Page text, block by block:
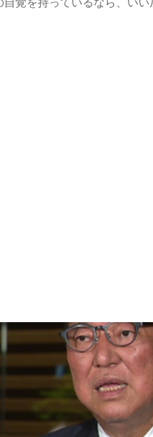
覚を持っているなら、い